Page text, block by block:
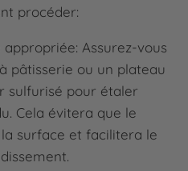
procéder:
Assurez-vous
pâtisserie ou un plateau
sulfurisé pour étaler
Cela évitera que le
surface et facilitera le